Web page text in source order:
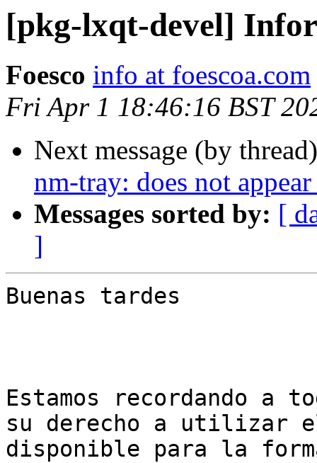
[pkg-lxqt-devel]
Foesco info at foescoa.com
Fri Apr 1 18:46:16 BST
Next message (by
nm-tray: does not
Messages sorted by: [
]
Buenas tardes
Estamos recordando a
su derecho a utilizar
disponible para la